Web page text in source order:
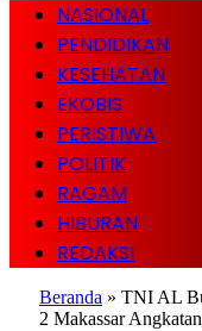
NASIONAL
PENDIDIKAN
KESEHATAN
EKOBIS
PERISTIWA
POLITIK
RAGAM
HIBURAN
REDAKSI
Beranda » TNI AL
2 Makassar